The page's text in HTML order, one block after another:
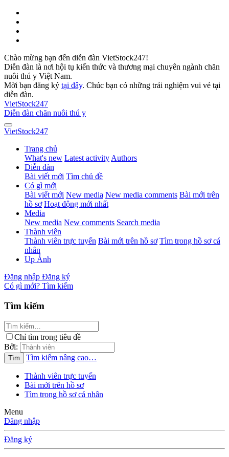
Chào mừng bạn đến diễn đàn VietStock247!
Diễn đàn là nơi hội tụ kiến thức và thương mại chuyên ngành chăn
nuôi thú y Việt Nam.
Mời bạn đăng ký tại đây. Chúc bạn có những trải nghiệm vui vẻ tại
diễn đàn.
VietStock247
Diễn đàn chăn nuôi thú y
VietStock247
Trang chủ
What's new Latest activity Authors
Diễn đàn
Bài viết mới Tìm chủ đề
Có gì mới
Bài viết mới New media New media comments Bài mới trên
hồ sơ Hoạt động mới nhất
Media
New media New comments Search media
Thành viên
Thành viên trực tuyến Bài mới trên hồ sơ Tìm trong hồ sơ cá
nhân
Up Ảnh
Đăng nhập Đăng ký
Có gì mới? Tìm kiếm
Tìm kiếm
Chỉ tìm trong tiêu đề
Bởi:
Tìm Tìm kiếm nâng cao…
Thành viên trực tuyến
Bài mới trên hồ sơ
Tìm trong hồ sơ cá nhân
Menu
Đăng nhập
Đăng ký